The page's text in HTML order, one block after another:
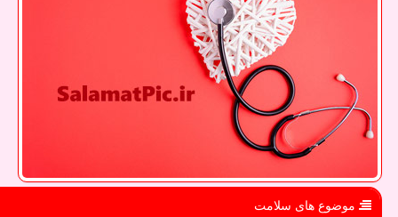
موضوع های سلامت